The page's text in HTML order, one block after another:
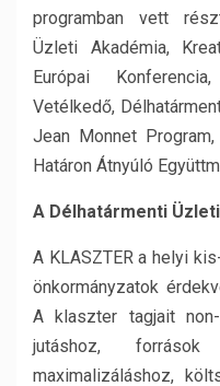
programban vett
Üzleti Akadémia,
Európai
Vetélkedő,
Jean Monnet
Határon Átnyúló
A Délhatármenti
A KLASZTER a helyi
önkormányzatok
A klaszter tagjait
jutáshoz, források
maximalizáláshoz,